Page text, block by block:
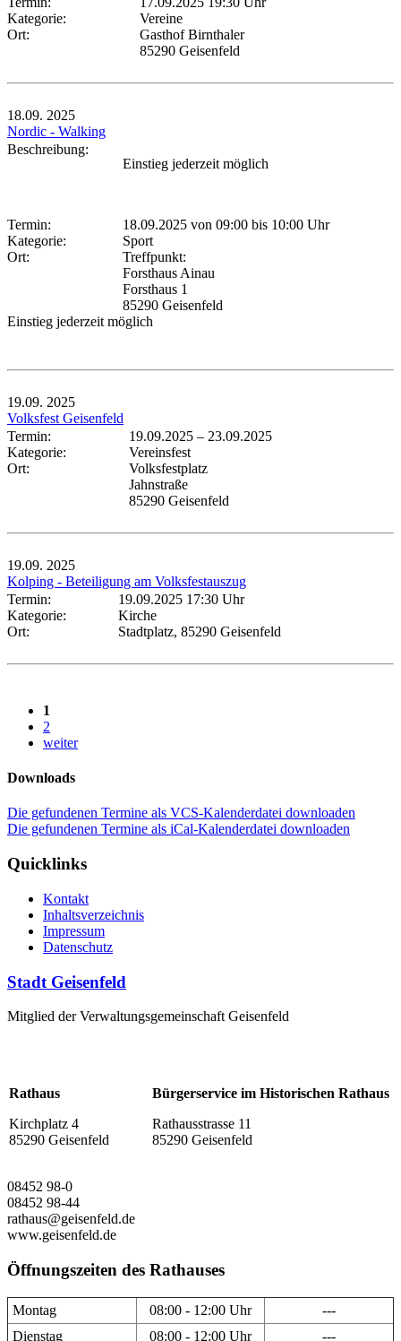
Kategorie:
Vereine
Ort:
Gasthof Birnthaler
85290 Geisenfeld
18.09. 2025
Nordic - Walking
Beschreibung:
Einstieg jederzeit möglich
Termin: 18.09.2025 von 09:00 bis 10:00 Uhr
Kategorie:
Sport
Ort:
Treffpunkt:
Forsthaus Ainau
Forsthaus 1
85290 Geisenfeld
Einstieg jederzeit möglich
19.09. 2025
Volksfest Geisenfeld
Termin:
19.09.2025 – 23.09.2025
Kategorie:
Vereinsfest
Ort:
Volksfestplatz
Jahnstraße
85290 Geisenfeld
19.09. 2025
Kolping - Beteiligung am Volksfestauszug
Termin:
19.09.2025 17:30 Uhr
Kategorie:
Kirche
Ort:
Stadtplatz, 85290 Geisenfeld
1
2
weiter
Downloads
Die gefundenen Termine als VCS-Kalenderdatei downloaden
Die gefundenen Termine als iCal-Kalenderdatei downloaden
Quicklinks
Kontakt
Inhaltsverzeichnis
Impressum
Datenschutz
Stadt Geisenfeld
Mitglied der Verwaltungsgemeinschaft Geisenfeld
Rathaus
Kirchplatz 4
85290 Geisenfeld
Bürgerservice im Historischen Rathaus
Rathausstrasse 11
85290 Geisenfeld
08452 98-0
08452 98-44
rathaus@geisenfeld.de
www.geisenfeld.de
Öffnungszeiten des Rathauses
Montag 08:00 - 12:00 Uhr
---
Dienstag
08:00 - 12:00 Uhr ---